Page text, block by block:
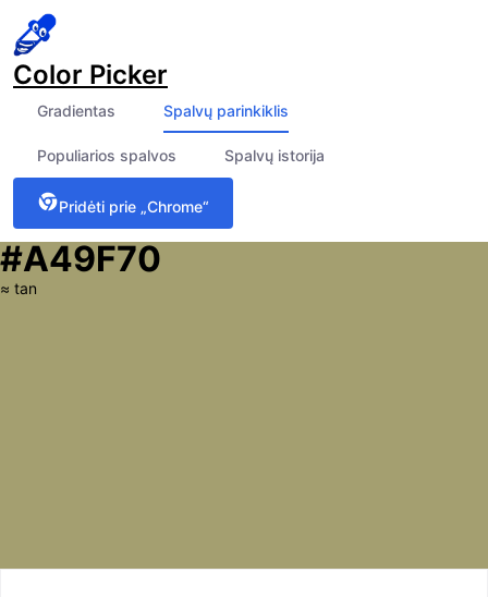
Color Picker
Gradientas Spalvų parinkiklis
Populiarios spalvos Spalvų istorija
Pridėti prie „Chrome“
#A49F70
≈ tan